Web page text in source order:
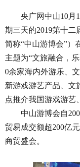
央广网中山10月
期三天的2019第十
简称“中山游博会”）
主题为“文旅融合，
0余家海内外游乐、
新游戏游艺产品、文
点推介我国游戏游艺
中山游博会自
贸易成交额超200亿
商贸盛会。